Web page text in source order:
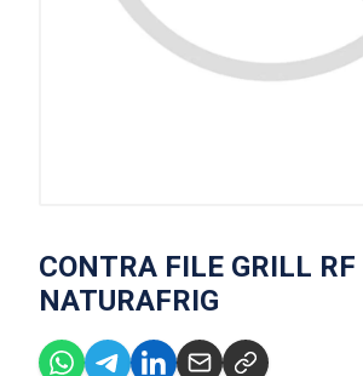
CONTRA FILE GRILL RF
NATURAFRIG